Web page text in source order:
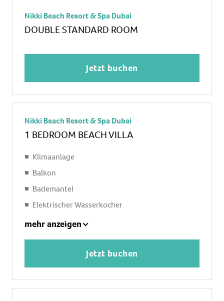
Gebühr, Wasser: ohne Gebühr, alkoholische
Getränke: gegen Gebühr, Snacks: gegen Gebühr,
Fernseher: Flatscreen, im Schlafzimmer,
deutsches Programm, Radio
separate Dusche, Regendusche, Badewanne, WC,
Bademantel: ohne Gebühr, Slipper: ohne Gebühr,
Nikki Beach Resort & Spa Dubai
DOUBLE STANDARD ROOM
Jetzt buchen
Nikki Beach Resort & Spa Dubai
1 BEDROOM BEACH VILLA
Klimaanlage
Balkon
Bademantel
Elektrischer Wasserkocher
Telefon
Privater Pool
mehr anzeigen
Jetzt buchen